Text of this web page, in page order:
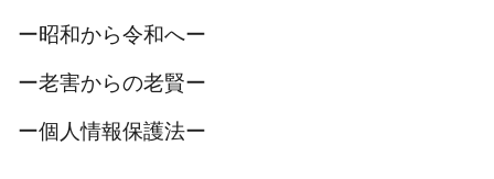
ー昭和から令和へー
ー老害からの老賢ー
ー個人情報保護法ー